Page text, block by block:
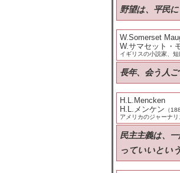
野望は、平民
W.Somerset
W.サマセット・
イギリスの小説家、
長年、会う人
H.L.Mencken
H.L.メンケン （
アメリカのジャーナ
民主主義は、
っていいとい